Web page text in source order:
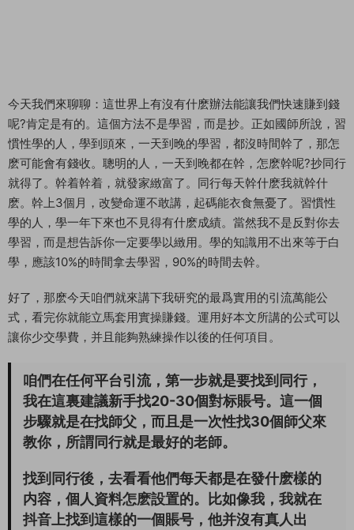
今天我們來聊聊：這世界上有沒有什麽辦法能讓我們快速賺到錢
呢?肯定是有的。這個方法不是學習，而是抄。正如國師所說，習
慣性學的人，學到頭來，一天到晚的學習，都沒時間幹了，那怎
麽可能會有錢收。聰明的人，一天到晚都在幹，怎麽幹呢?抄同行
就得了。幹着幹着，就發家緻富了。同行每天幹什麽我就幹什
麽。幹上3個月，改變命運不敢講，起碼能衣食無憂了。習慣性
學的人，學一年下來也不見得有什麽成績。當然我不是反對你去
學習，而是想告訴你一定要學以緻用。學的知識用不出來等于白
學，應該10%的時間拿去學習，90%的時間去幹。
好了，那麽今天咱們就來講下我研究的最爲實用的引流萬能公
式，看完你就能立馬套用實操賺錢。運用好本文所講的公式可以
讓你少交學費，并且能夠熟練操作以後的任何項目。
咱們在任何平台引流，第一步就是要找到同行，
我在這裏建議新手找20-30個對标賬号。這一個
步驟就是在找師父，而且是一次性找30個師父來
教你， 所謂同行就是最好的老師。
找到同行後，去看看他們每天都是在發什麽樣的
内容，個人資料怎麽設置的。比如像我，我就在
抖音上找到這樣的一個賬号，他并沒有真人出